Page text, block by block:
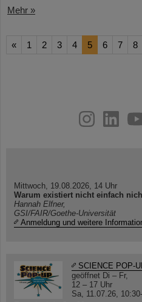
Mehr »
« 1 2 3 4 5 6 7 8
youtube
helmholtz.social
facebook
Mittwoch, 19.08.2026, 14 Uhr
Warum existiert nicht einfach
Hannah Elfner,
GSI/FAIR/Goethe-Universität
Anmeldung und weitere
SCIENCE POP-
geöffnet Di – Fr,
12 – 17 Uhr
Sa, 11.07.26,